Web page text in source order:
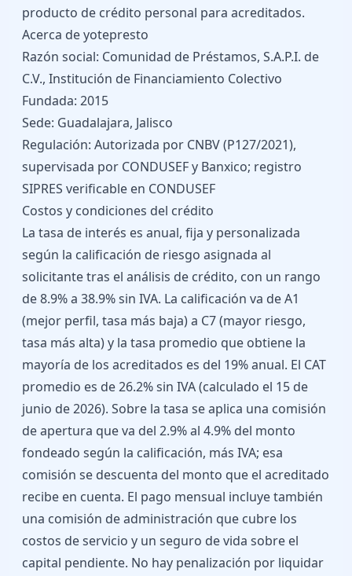
producto de crédito personal para acreditados.
Acerca de yotepresto
Razón social: Comunidad de Préstamos, S.A.P.I. de
C.V., Institución de Financiamiento Colectivo
Fundada: 2015
Sede: Guadalajara, Jalisco
Regulación: Autorizada por CNBV (P127/2021),
supervisada por CONDUSEF y Banxico; registro
SIPRES verificable en CONDUSEF
Costos y condiciones del crédito
La tasa de interés es anual, fija y personalizada
según la calificación de riesgo asignada al
solicitante tras el análisis de crédito, con un rango
de 8.9% a 38.9% sin IVA. La calificación va de A1
(mejor perfil, tasa más baja) a C7 (mayor riesgo,
tasa más alta) y la tasa promedio que obtiene la
mayoría de los acreditados es del 19% anual. El CAT
promedio es de 26.2% sin IVA (calculado el 15 de
junio de 2026). Sobre la tasa se aplica una comisión
de apertura que va del 2.9% al 4.9% del monto
fondeado según la calificación, más IVA; esa
comisión se descuenta del monto que el acreditado
recibe en cuenta. El pago mensual incluye también
una comisión de administración que cubre los
costos de servicio y un seguro de vida sobre el
capital pendiente. No hay penalización por liquidar